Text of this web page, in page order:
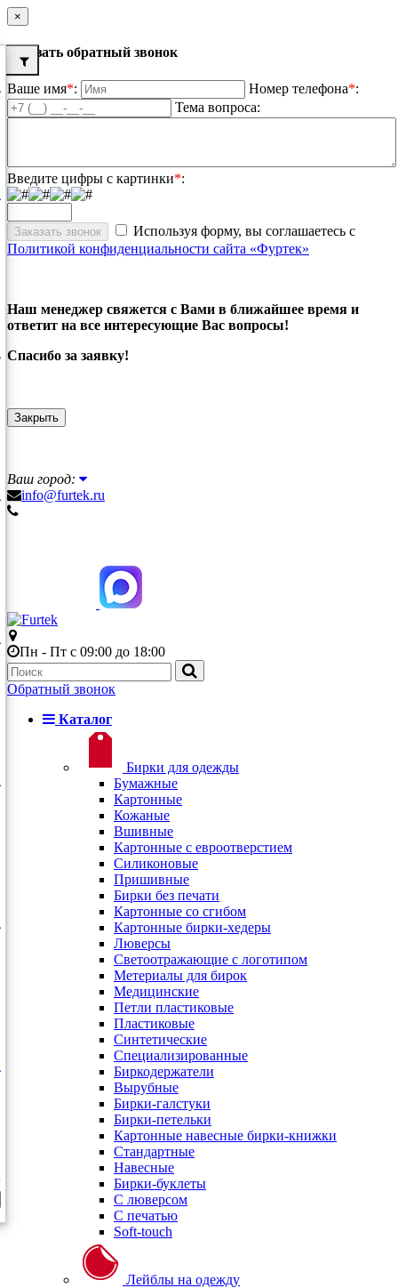
×
Заказать обратный звонок
Ваше имя*: Номер телефона*:
Тема вопроса:
Введите цифры с картинки*:
Используя форму, вы соглашаетесь с
Политикой конфиденциальности сайта «Фуртек»
Наш менеджер свяжется с Вами в ближайшее время и
ответит на все интересующие Вас вопросы!
Спасибо за заявку!
Закрыть
Ваш город:
info@furtek.ru
Пн - Пт с 09:00 до 18:00
Обратный звонок
Каталог
Бирки для одежды
Бумажные
Картонные
Кожаные
Вшивные
Картонные с евроотверстием
Силиконовые
Пришивные
Бирки без печати
Картонные со сгибом
Картонные бирки-хедеры
Люверсы
Светоотражающие с логотипом
Метериалы для бирок
Медицинские
Петли пластиковые
Пластиковые
Синтетические
Специализированные
Биркодержатели
Вырубные
Бирки-галстуки
Бирки-петельки
Картонные навесные бирки-книжки
Стандартные
Навесные
Бирки-буклеты
С люверсом
С печатью
Soft-touch
Лейблы на одежду